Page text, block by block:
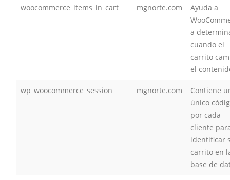
woocommerce_items_in_cart mgnorte.com
Ayuda a
a
cuando el
carrito
el
wp_woocommerce_session_ mgnorte.com
Contiene
único
por cada
cliente
identificar
carrito en
base de